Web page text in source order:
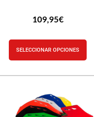
109,95€
SELECCIONAR OPCIONES